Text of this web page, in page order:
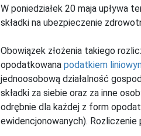
W poniedziałek 20 maja upływa
składki na ubezpieczenie
Obowiązek złożenia takiego
opodatkowana podatkiem
jednoosobową działalność
składki za siebie oraz za inne
odrębnie dla każdej z form
ewidencjonowanych).